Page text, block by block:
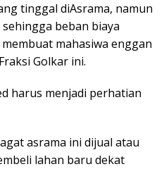
tinggal diAsrama, namun
beban biaya
mahasiwa enggan
Golkar ini.
harus menjadi perhatian
asrama ini dijual atau
lahan baru dekat